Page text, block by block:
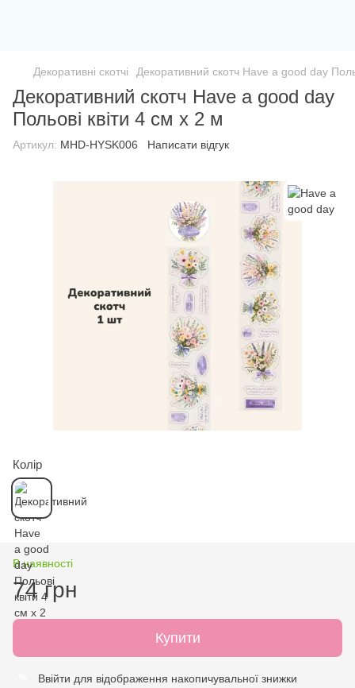
Декоративні скотчі Декоративний скотч Have a good day
Декоративний скотч Have a good day
Польові квіти 4 см x 2 м
Артикул: MHD-HYSK006 Написати відгук
Колір
В наявності
74 грн
Купити
Ввійти для відображення накопичувальної знижки